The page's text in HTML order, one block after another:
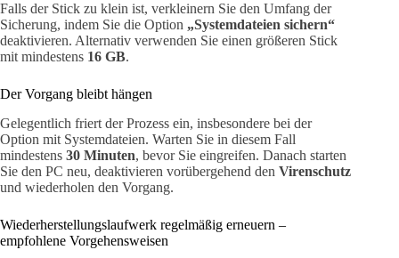
Falls der Stick zu klein ist, verkleinern Sie den Umfang der
Sicherung, indem Sie die Option „Systemdateien sichern“
deaktivieren. Alternativ verwenden Sie einen größeren Stick
mit mindestens 16 GB.
Der Vorgang bleibt hängen
Gelegentlich friert der Prozess ein, insbesondere bei der
Option mit Systemdateien. Warten Sie in diesem Fall
mindestens 30 Minuten, bevor Sie eingreifen. Danach starten
Sie den PC neu, deaktivieren vorübergehend den Virenschutz
und wiederholen den Vorgang.
Wiederherstellungslaufwerk regelmäßig erneuern –
empfohlene Vorgehensweisen